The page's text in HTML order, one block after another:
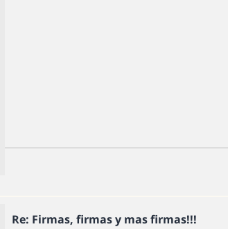
Re: Firmas, firmas y mas firmas!!!